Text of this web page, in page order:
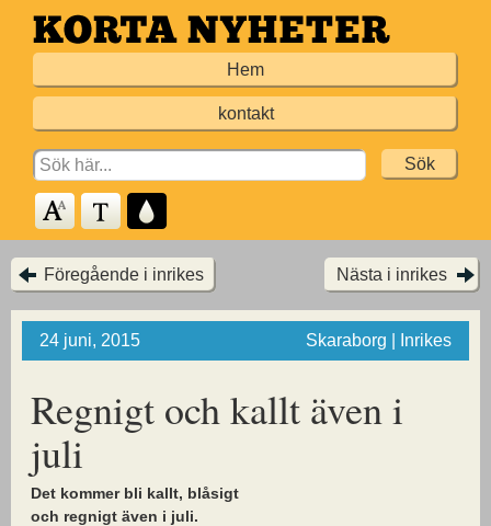
Hoppa
till
Hem
kontakt
Search
for:
Föregående i inrikes Nästa i inrikes
24 juni, 2015 Skaraborg | Inrikes
Regnigt och kallt även i
juli
Det kommer bli kallt, blåsigt
och regnigt även i juli.